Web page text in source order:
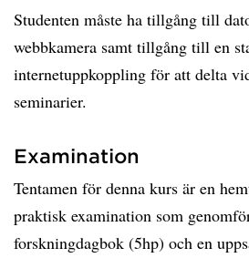
Studenten måste ha tillgång till
webbkamera samt tillgång till en
internetuppkoppling för att delta
seminarier.
Examination
Tentamen för denna kurs är en
praktisk examination som
forskningdagbok (5hp) och en